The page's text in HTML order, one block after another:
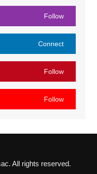
Follow
Connect
Follow
Follow
All rights reserved.